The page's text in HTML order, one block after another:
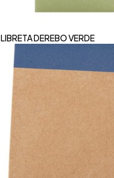
LIBRETA DEREBO VERDE